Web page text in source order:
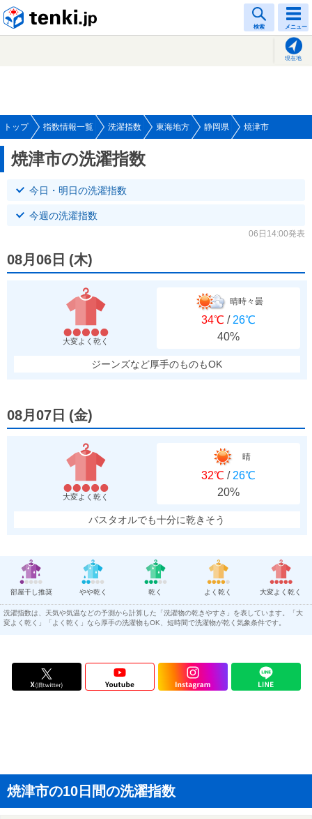
検索 メニュー
現在地
トップ 指数情報一覧 洗濯指数 東海地方 静岡県 焼津市
焼津市の洗濯指数
今日・明日の洗濯指数
今週の洗濯指数
06日14:00発表
08月06日 (木)
大変よく乾く
晴時々曇
34℃ / 26℃
40%
ジーンズなど厚手のものもOK
08月07日 (金)
大変よく乾く
晴
32℃ / 26℃
20%
バスタオルでも十分に乾きそう
部屋干し推奨 やや乾く 乾く よく乾く 大変よく乾く
洗濯指数は、天気や気温などの予測から計算した「洗濯物の乾きやすさ」を表しています。「大
変よく乾く」「よく乾く」なら厚手の洗濯物もOK、短時間で洗濯物が乾く気象条件です。
焼津市の10日間の洗濯指数